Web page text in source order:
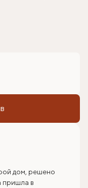
дом, решено
пришла в